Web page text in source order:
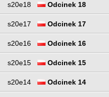
s20e18 Odcinek 18
s20e17 Odcinek 17
s20e16 Odcinek 16
s20e15 Odcinek 15
s20e14 Odcinek 14